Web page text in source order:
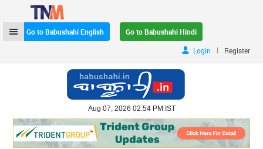
Go to Babushahi English
Go to Babushahi Hindi
Login
| Register
Aug 07, 2026 02:54 PM IST